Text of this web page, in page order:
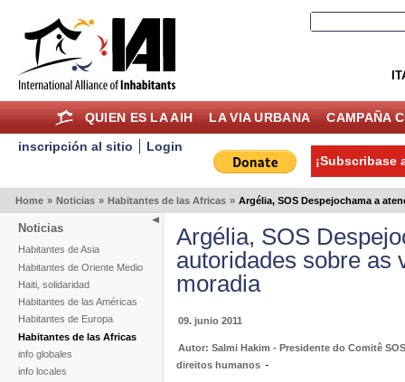
QUIEN ES LA AIH LA VIA URBANA CAMPAÑA
inscripción al sitio
Login
¡Subscribase
Home » Noticias » Habitantes de las Africas » Argélia, SOS Despejochama a
Noticias
Habitantes de Asia
Habitantes de Oriente Medio
Haiti, solidaridad
Habitantes de las Américas
Habitantes de Europa
Habitantes de las Africas
info globales
info locales
Argélia, SOS
autoridades sobre as
moradia
09. junio 2011
Autor: Salmi Hakim - Presidente do Comitê
direitos humanos -